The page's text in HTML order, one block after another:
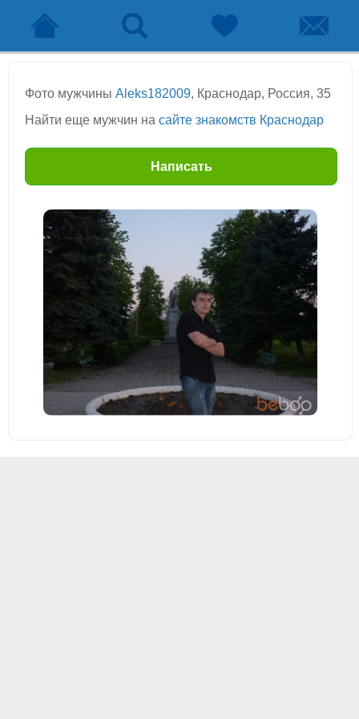
Фото мужчины Aleks182009, Краснодар, Россия, 35
Найти еще мужчин на сайте знакомств Краснодар
Написать